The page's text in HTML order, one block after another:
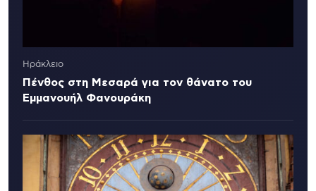
Ηράκλειο
Πένθος στη Μεσαρά για τον θάνατο του
Εμμανουήλ Φανουράκη